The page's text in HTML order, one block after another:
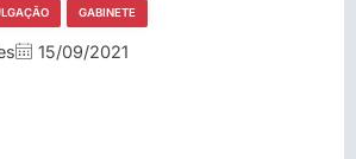
GABINETE
15/09/2021